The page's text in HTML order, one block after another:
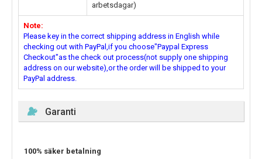
arbetsdagar)
Note:
Please key in the correct shipping address in English while
checking out with PayPal,if you choose"Paypal Express
Checkout"as the check out process(not supply one shipping
address on our website),or the order will be shipped to your
PayPal address.
Garanti
100% säker betalning